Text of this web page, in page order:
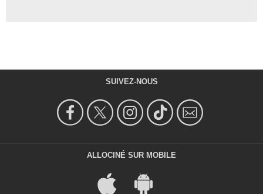
SUIVEZ-NOUS
ALLOCINÉ SUR MOBILE